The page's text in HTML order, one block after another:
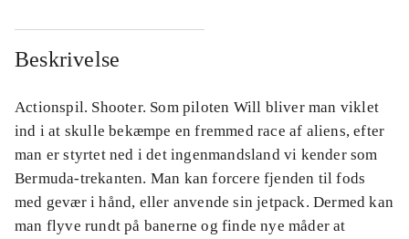
Beskrivelse
Actionspil. Shooter. Som piloten Will bliver man viklet
ind i at skulle bekæmpe en fremmed race af aliens, efter
man er styrtet ned i det ingenmandsland vi kender som
Bermuda-trekanten. Man kan forcere fjenden til fods
med gevær i hånd, eller anvende sin jetpack. Dermed kan
man flyve rundt på banerne og finde nye måder at